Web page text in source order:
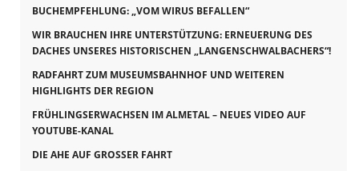
BUCHEMPFEHLUNG: „VOM WIRUS BEFALLEN“
WIR BRAUCHEN IHRE UNTERSTÜTZUNG: ERNEUERUNG DES
DACHES UNSERES HISTORISCHEN „LANGENSCHWALBACHERS“!
RADFAHRT ZUM MUSEUMSBAHNHOF UND WEITEREN
HIGHLIGHTS DER REGION
FRÜHLINGSERWACHSEN IM ALMETAL – NEUES VIDEO AUF
YOUTUBE-KANAL
DIE AHE AUF GROSSER FAHRT